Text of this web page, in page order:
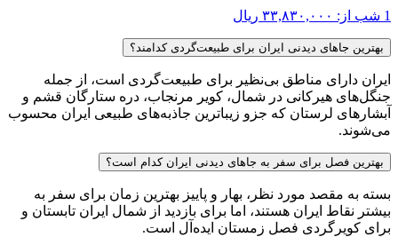
1 شب از: ۳۳,۸۳۰,۰۰۰ ریال
بهترین جاهای دیدنی ایران برای طبیعت‌گردی کدامند؟
ایران دارای مناطق بی‌نظیر برای طبیعت‌گردی است، از جمله
جنگل‌های هیرکانی در شمال، کویر مرنجاب، دره ستارگان قشم و
آبشارهای لرستان که جزو زیباترین جاذبه‌های طبیعی ایران محسوب
می‌شوند.
بهترین فصل برای سفر به جاهای دیدنی ایران کدام است؟
بسته به مقصد مورد نظر، بهار و پاییز بهترین زمان برای سفر به
بیشتر نقاط ایران هستند، اما برای بازدید از شمال ایران تابستان و
برای کویرگردی فصل زمستان ایده‌آل است.